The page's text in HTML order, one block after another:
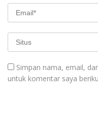
Simpan nama, email,
untuk komentar saya